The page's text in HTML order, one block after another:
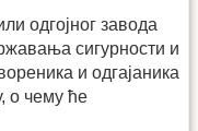
одгојног завода
сигурности и
и одгајаника
о чему ће